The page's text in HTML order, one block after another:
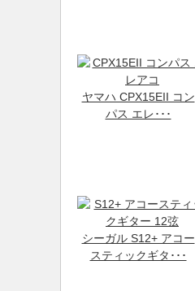
ヤマハ CPX15EII コン
パス エレ･･･
シーガル S12+ アコー
スティックギタ･･･